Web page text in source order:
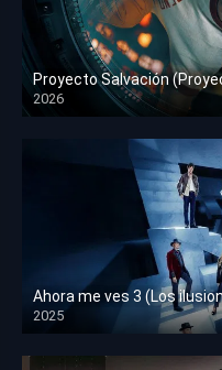
Proyecto Salvación
2026
HD 1080p
Ahora me ves 3 (Los
2025
HD 1080p